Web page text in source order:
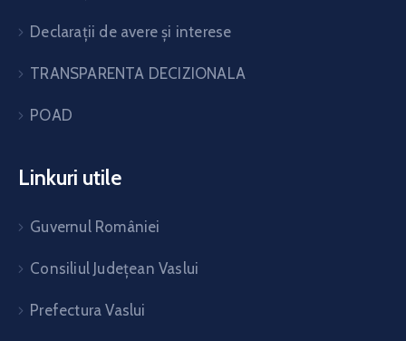
Declarații de avere și interese
TRANSPARENTA DECIZIONALA
POAD
Linkuri utile
Guvernul României
Consiliul Județean Vaslui
Prefectura Vaslui